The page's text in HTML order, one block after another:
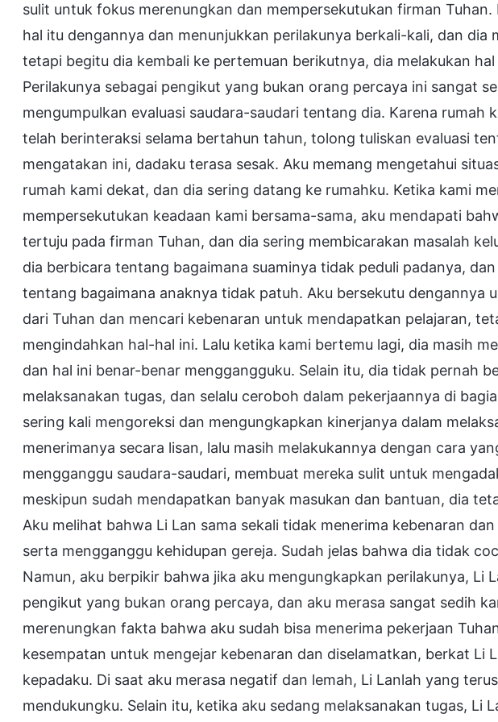
sulit untuk fokus merenungkan dan mempersekutukan firman Tuhan.
hal itu dengannya dan menunjukkan perilakunya berkali-kali, dan dia
tetapi begitu dia kembali ke pertemuan berikutnya, dia melakukan
Perilakunya sebagai pengikut yang bukan orang percaya ini sangat
mengumpulkan evaluasi saudara-saudari tentang dia. Karena rumah
telah berinteraksi selama bertahun tahun, tolong tuliskan evaluasi
mengatakan ini, dadaku terasa sesak. Aku memang mengetahui
rumah kami dekat, dan dia sering datang ke rumahku. Ketika kami
mempersekutukan keadaan kami bersama-sama, aku mendapati
tertuju pada firman Tuhan, dan dia sering membicarakan masalah
dia berbicara tentang bagaimana suaminya tidak peduli padanya,
tentang bagaimana anaknya tidak patuh. Aku bersekutu dengannya
dari Tuhan dan mencari kebenaran untuk mendapatkan pelajaran,
mengindahkan hal-hal ini. Lalu ketika kami bertemu lagi, dia masih
dan hal ini benar-benar menggangguku. Selain itu, dia tidak pernah
melaksanakan tugas, dan selalu ceroboh dalam pekerjaannya di
sering kali mengoreksi dan mengungkapkan kinerjanya dalam
menerimanya secara lisan, lalu masih melakukannya dengan cara
mengganggu saudara-saudari, membuat mereka sulit untuk
meskipun sudah mendapatkan banyak masukan dan bantuan, dia
Aku melihat bahwa Li Lan sama sekali tidak menerima kebenaran
serta mengganggu kehidupan gereja. Sudah jelas bahwa dia tidak
Namun, aku berpikir bahwa jika aku mengungkapkan perilakunya, Li
pengikut yang bukan orang percaya, dan aku merasa sangat sedih
merenungkan fakta bahwa aku sudah bisa menerima pekerjaan
kesempatan untuk mengejar kebenaran dan diselamatkan, berkat Li
kepadaku. Di saat aku merasa negatif dan lemah, Li Lanlah yang
mendukungku. Selain itu, ketika aku sedang melaksanakan tugas, Li